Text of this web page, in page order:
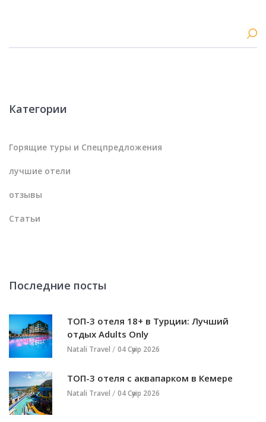
Категории
Горящие туры и Спецпредложения
лучшие отели
отзывы
Статьи
Последние посты
ТОП-3 отеля 18+ в Турции: Лучший
отдых Adults Only
Natali Travel 04 Сәуір 2026
ТОП-3 отеля с аквапарком в Кемере
Natali Travel 04 Сәуір 2026